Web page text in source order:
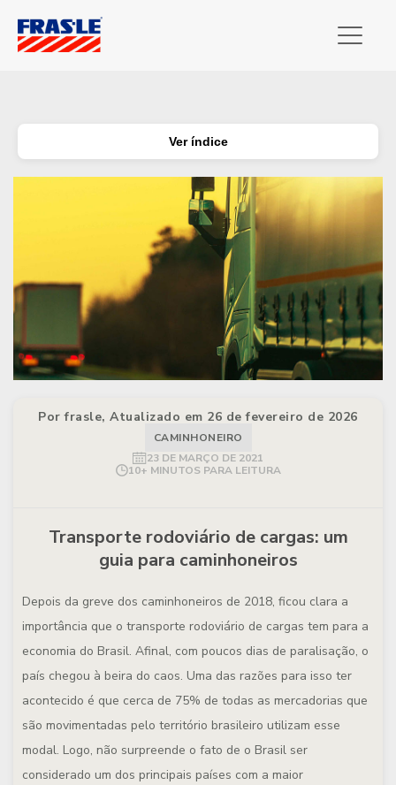
Ver índice
Por frasle, Atualizado em 26 de fevereiro de 2026
CAMINHONEIRO
23 DE MARÇO DE 2021
10+ MINUTOS PARA LEITURA
Transporte rodoviário de cargas: um
guia para caminhoneiros
Depois da greve dos caminhoneiros de 2018, ficou clara a
importância que o transporte rodoviário de cargas tem para a
economia do Brasil. Afinal, com poucos dias de paralisação, o
país chegou à beira do caos. Uma das razões para isso ter
acontecido é que cerca de 75% de todas as mercadorias que
são movimentadas pelo território brasileiro utilizam esse
modal. Logo, não surpreende o fato de o Brasil ser
considerado um dos principais países com a maior